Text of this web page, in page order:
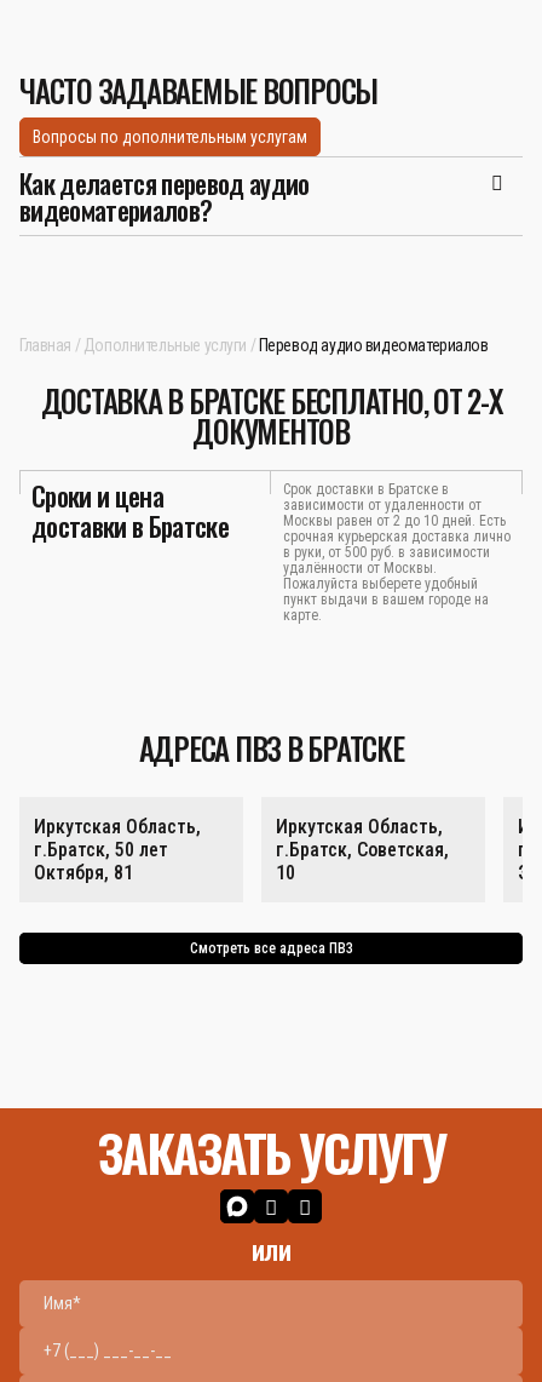
ЧАСТО ЗАДАВАЕМЫЕ ВОПРОСЫ
Вопросы по дополнительным услугам
Как делается перевод аудио
видеоматериалов?
Главная Дополнительные услуги Перевод аудио видеоматериалов
ДОСТАВКА В БРАТСКЕ БЕСПЛАТНО, ОТ 2-Х
ДОКУМЕНТОВ
Сроки и цена
доставки в Братске
Срок доставки в Братске в
зависимости от удаленности от
Москвы равен от 2 до 10 дней. Есть
срочная курьерская доставка лично
в руки, от 500 руб. в зависимости
удалённости от Москвы.
Пожалуйста выберете удобный
пункт выдачи в вашем городе на
карте.
АДРЕСА ПВЗ В БРАТСКЕ
Иркутская Область,
г.Братск, 50 лет
Октября, 81
Иркутская Область,
г.Братск, Советская,
10
Смотреть все адреса ПВЗ
ЗАКАЗАТЬ УСЛУГУ
или